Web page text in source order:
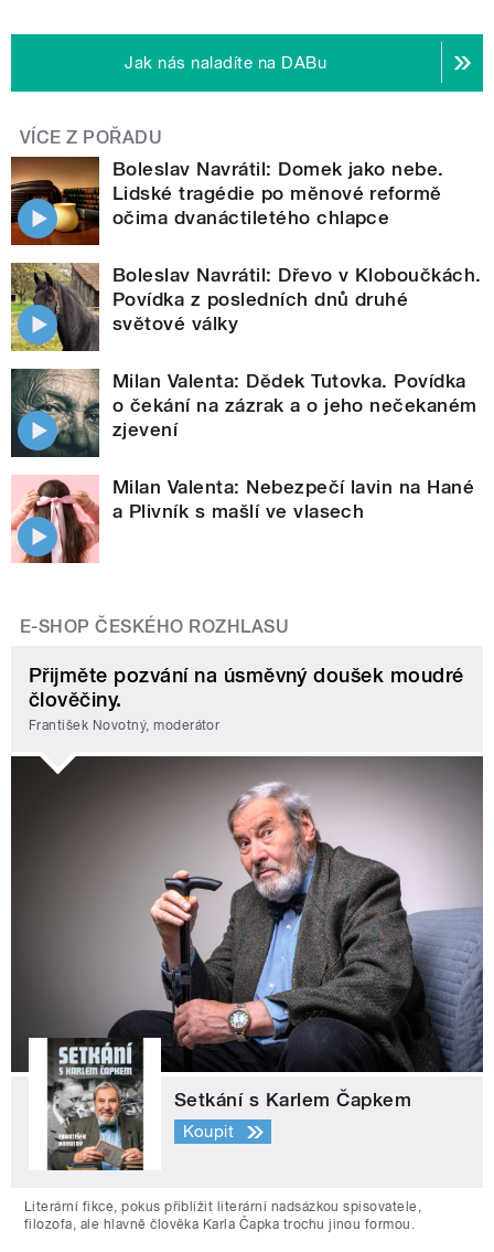
Jak nás naladíte na DABu
VÍCE Z POŘADU
Boleslav Navrátil: Domek jako nebe.
Lidské tragédie po měnové reformě
očima dvanáctiletého chlapce
Boleslav Navrátil: Dřevo v Kloboučkách.
Povídka z posledních dnů druhé
světové války
Milan Valenta: Dědek Tutovka. Povídka
o čekání na zázrak a o jeho nečekaném
zjevení
Milan Valenta: Nebezpečí lavin na Hané
a Plivník s mašlí ve vlasech
E-SHOP ČESKÉHO ROZHLASU
Přijměte pozvání na úsměvný doušek moudré
člověčiny.
František Novotný, moderátor
Setkání s Karlem Čapkem
Koupit
Literární fikce, pokus přiblížit literární nadsázkou spisovatele,
filozofa, ale hlavně člověka Karla Čapka trochu jinou formou.